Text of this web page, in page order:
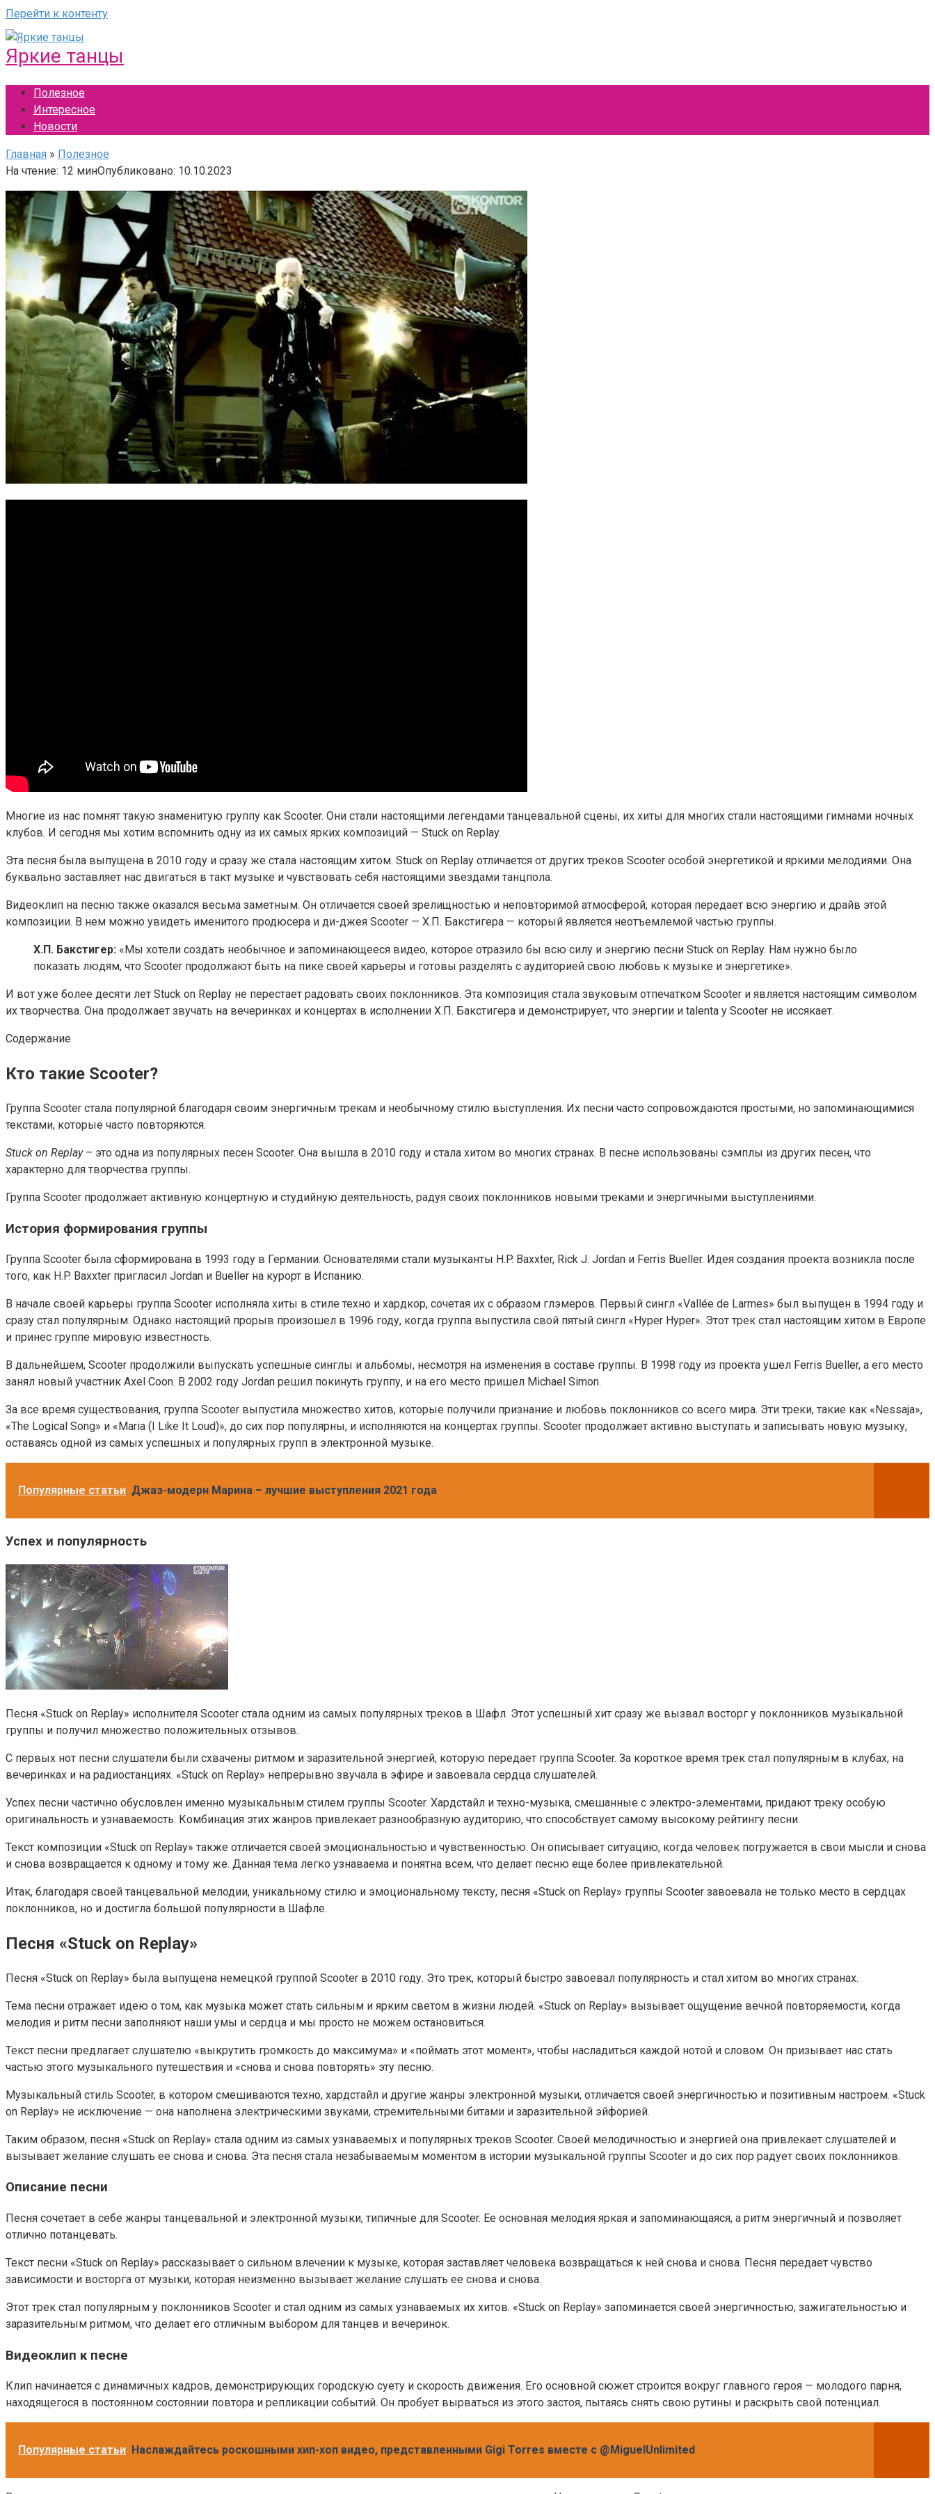
Перейти к контенту
Яркие танцы
Полезное
Интересное
Новости
Главная » Полезное
На чтение: 12 минОпубликовано: 10.10.2023
Многие из нас помнят такую знаменитую группу как Scooter. Они стали настоящими легендами танцевальной сцены, их хиты для многих стали настоящими гимнами ночных
клубов. И сегодня мы хотим вспомнить одну из их самых ярких композиций — Stuck on Replay.
Эта песня была выпущена в 2010 году и сразу же стала настоящим хитом. Stuck on Replay отличается от других треков Scooter особой энергетикой и яркими мелодиями. Она
буквально заставляет нас двигаться в такт музыке и чувствовать себя настоящими звездами танцпола.
Видеоклип на песню также оказался весьма заметным. Он отличается своей зрелищностью и неповторимой атмосферой, которая передает всю энергию и драйв этой
композиции. В нем можно увидеть именитого продюсера и ди-джея Scooter — Х.П. Бакстигера — который является неотъемлемой частью группы.
Х.П. Бакстигер: «Мы хотели создать необычное и запоминающееся видео, которое отразило бы всю силу и энергию песни Stuck on Replay. Нам нужно было
показать людям, что Scooter продолжают быть на пике своей карьеры и готовы разделять с аудиторией свою любовь к музыке и энергетике».
И вот уже более десяти лет Stuck on Replay не перестает радовать своих поклонников. Эта композиция стала звуковым отпечатком Scooter и является настоящим символом
их творчества. Она продолжает звучать на вечеринках и концертах в исполнении Х.П. Бакстигера и демонстрирует, что энергии и talenta у Scooter не иссякает.
Содержание
Кто такие Scooter?
Группа Scooter стала популярной благодаря своим энергичным трекам и необычному стилю выступления. Их песни часто сопровождаются простыми, но запоминающимися
текстами, которые часто повторяются.
Stuck on Replay– это одна из популярных песен Scooter. Она вышла в 2010 году и стала хитом во многих странах. В песне использованы сэмплы из других песен, что
характерно для творчества группы.
Группа Scooter продолжает активную концертную и студийную деятельность, радуя своих поклонников новыми треками и энергичными выступлениями.
История формирования группы
Группа Scooter была сформирована в 1993 году в Германии. Основателями стали музыканты H.P. Baxxter, Rick J. Jordan и Ferris Bueller. Идея создания проекта возникла после
того, как H.P. Baxxter пригласил Jordan и Bueller на курорт в Испанию.
В начале своей карьеры группа Scooter исполняла хиты в стиле техно и хардкор, сочетая их с образом глэмеров. Первый сингл «Vallée de Larmes» был выпущен в 1994 году и
сразу стал популярным. Однако настоящий прорыв произошел в 1996 году, когда группа выпустила свой пятый сингл «Hyper Hyper». Этот трек стал настоящим хитом в Европе
и принес группе мировую известность.
В дальнейшем, Scooter продолжили выпускать успешные синглы и альбомы, несмотря на изменения в составе группы. В 1998 году из проекта ушел Ferris Bueller, а его место
занял новый участник Axel Coon. В 2002 году Jordan решил покинуть группу, и на его место пришел Michael Simon.
За все время существования, группа Scooter выпустила множество хитов, которые получили признание и любовь поклонников со всего мира. Эти треки, такие как «Nessaja»,
«The Logical Song» и «Maria (I Like It Loud)», до сих пор популярны, и исполняются на концертах группы. Scooter продолжает активно выступать и записывать новую музыку,
оставаясь одной из самых успешных и популярных групп в электронной музыке.
Популярные статьи Джаз-модерн Марина – лучшие выступления 2021 года
Успех и популярность
Песня «Stuck on Replay» исполнителя Scooter стала одним из самых популярных треков в Шафл. Этот успешный хит сразу же вызвал восторг у поклонников музыкальной
группы и получил множество положительных отзывов.
С первых нот песни слушатели были схвачены ритмом и заразительной энергией, которую передает группа Scooter. За короткое время трек стал популярным в клубах, на
вечеринках и на радиостанциях. «Stuck on Replay» непрерывно звучала в эфире и завоевала сердца слушателей.
Успех песни частично обусловлен именно музыкальным стилем группы Scooter. Хардстайл и техно-музыка, смешанные с электро-элементами, придают треку особую
оригинальность и узнаваемость. Комбинация этих жанров привлекает разнообразную аудиторию, что способствует самому высокому рейтингу песни.
Текст композиции «Stuck on Replay» также отличается своей эмоциональностью и чувственностью. Он описывает ситуацию, когда человек погружается в свои мысли и снова
и снова возвращается к одному и тому же. Данная тема легко узнаваема и понятна всем, что делает песню еще более привлекательной.
Итак, благодаря своей танцевальной мелодии, уникальному стилю и эмоциональному тексту, песня «Stuck on Replay» группы Scooter завоевала не только место в сердцах
поклонников, но и достигла большой популярности в Шафле.
Песня «Stuck on Replay»
Песня «Stuck on Replay» была выпущена немецкой группой Scooter в 2010 году. Это трек, который быстро завоевал популярность и стал хитом во многих странах.
Тема песни отражает идею о том, как музыка может стать сильным и ярким светом в жизни людей. «Stuck on Replay» вызывает ощущение вечной повторяемости, когда
мелодия и ритм песни заполняют наши умы и сердца и мы просто не можем остановиться.
Текст песни предлагает слушателю «выкрутить громкость до максимума» и «поймать этот момент», чтобы насладиться каждой нотой и словом. Он призывает нас стать
частью этого музыкального путешествия и «снова и снова повторять» эту песню.
Музыкальный стиль Scooter, в котором смешиваются техно, хардстайл и другие жанры электронной музыки, отличается своей энергичностью и позитивным настроем. «Stuck
on Replay» не исключение — она наполнена электрическими звуками, стремительными битами и заразительной эйфорией.
Таким образом, песня «Stuck on Replay» стала одним из самых узнаваемых и популярных треков Scooter. Своей мелодичностью и энергией она привлекает слушателей и
вызывает желание слушать ее снова и снова. Эта песня стала незабываемым моментом в истории музыкальной группы Scooter и до сих пор радует своих поклонников.
Описание песни
Песня сочетает в себе жанры танцевальной и электронной музыки, типичные для Scooter. Ее основная мелодия яркая и запоминающаяся, а ритм энергичный и позволяет
отлично потанцевать.
Текст песни «Stuck on Replay» рассказывает о сильном влечении к музыке, которая заставляет человека возвращаться к ней снова и снова. Песня передает чувство
зависимости и восторга от музыки, которая неизменно вызывает желание слушать ее снова и снова.
Этот трек стал популярным у поклонников Scooter и стал одним из самых узнаваемых их хитов. «Stuck on Replay» запоминается своей энергичностью, зажигательностью и
заразительным ритмом, что делает его отличным выбором для танцев и вечеринок.
Видеоклип к песне
Клип начинается с динамичных кадров, демонстрирующих городскую суету и скорость движения. Его основной сюжет строится вокруг главного героя — молодого парня,
находящегося в постоянном состоянии повтора и репликации событий. Он пробует вырваться из этого застоя, пытаясь снять свою рутины и раскрыть свой потенциал.
Популярные статьи Наслаждайтесь роскошными хип-хоп видео, представленными Gigi Torres вместе с @MiguelUnlimited